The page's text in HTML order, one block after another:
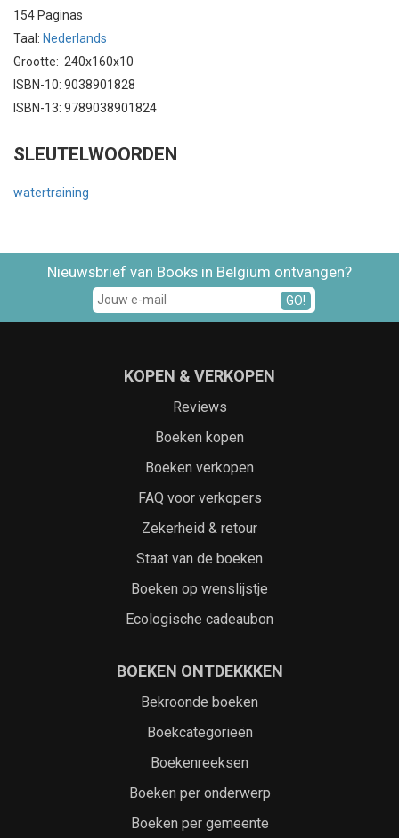
154 Paginas
Taal: Nederlands
Grootte: 240x160x10
ISBN-10: 9038901828
ISBN-13: 9789038901824
SLEUTELWOORDEN
watertraining
Nieuwsbrief van Books in Belgium ontvangen?
GO!
KOPEN & VERKOPEN
Reviews
Boeken kopen
Boeken verkopen
FAQ voor verkopers
Zekerheid & retour
Staat van de boeken
Boeken op wenslijstje
Ecologische cadeaubon
BOEKEN ONTDEKKKEN
Bekroonde boeken
Boekcategorieën
Boekenreeksen
Boeken per onderwerp
Boeken per gemeente